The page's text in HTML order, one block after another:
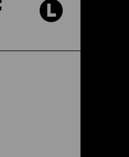
Zu
Zu